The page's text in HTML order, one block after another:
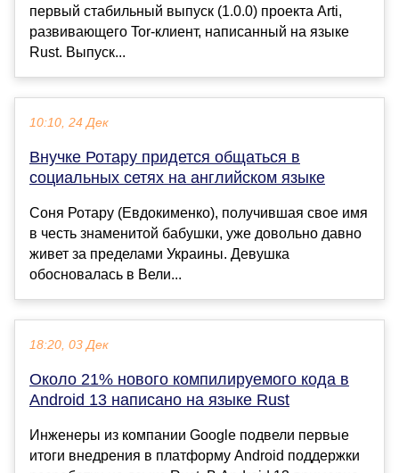
первый стабильный выпуск (1.0.0) проекта Arti,
развивающего Tor-клиент, написанный на языке
Rust. Выпуск...
10:10, 24 Дек
Внучке Ротару придется общаться в
социальных сетях на английском языке
Соня Ротару (Евдокименко), получившая свое имя
в честь знаменитой бабушки, уже довольно давно
живет за пределами Украины. Девушка
обосновалась в Вели...
18:20, 03 Дек
Около 21% нового компилируемого кода в
Android 13 написано на языке Rust
Инженеры из компании Google подвели первые
итоги внедрения в платформу Android поддержки